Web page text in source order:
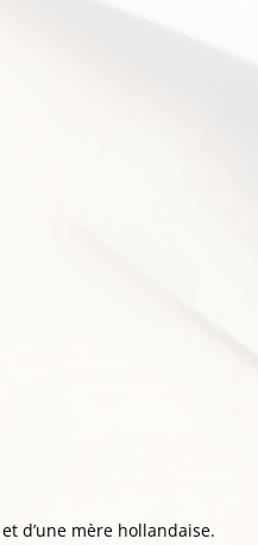
d’une mère hollandaise.